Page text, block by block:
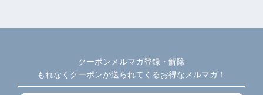
クーポンメルマガ登録・解除
もれなくクーポンが送られてくるお得なメルマガ！